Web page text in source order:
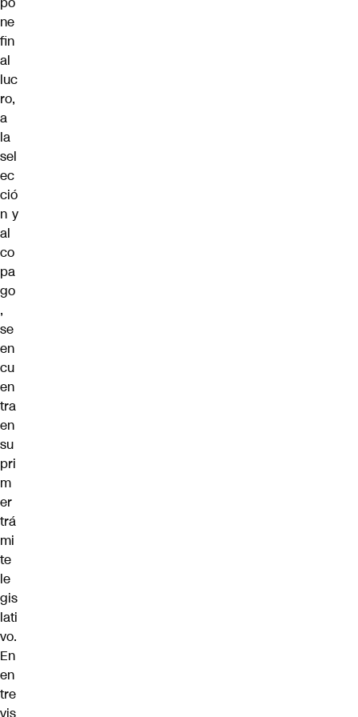
ne
fin
al
luc
ro,
a
la
sel
ec
ció
n y
al
co
pa
go
,
se
en
cu
en
tra
en
su
pri
m
er
trá
mi
te
le
gis
lati
vo.
En
en
tre
vis